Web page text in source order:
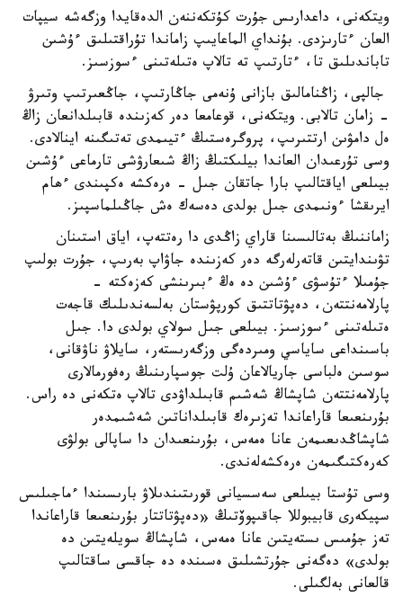
ويتكەنى، داعدارىس جۇرت كۇتكەننەن الدەقايدا وزگەشە سيپات
العان ءتارىزدى. بۇنداي الماعايىپ زاماندا تۇراقتىلىق ءۇشىن
تاباندىلىق تا، ءتارتىپ تە تالاپ ەتىلەتىنى ءسوزسىز.
جالپى، زاڭنامالىق بازانى ۇنەمى جاڭارتىپ، جاڭعىرتىپ وتىرۋ
- زامان تالابى. ويتكەنى، قوعامعا دەر كەزىندە قابىلدانعان زاڭ
ەل دامۋىن ارتتىرىپ، پروگرەستىڭ ءتيىمدى تەتىگىنە اينالادى.
وسى تۇرعىدان العاندا بيلىكتىڭ زاڭ شىعارۋشى تارماعى ءۇشىن
بيىلعى اياقتالىپ بارا جاتقان جىل - ەرەكشە ەكپىندى ءھام
ايرىقشا ءونىمدى جىل بولدى دەسەك ەش جاڭىلماسپىز.
زاماننىڭ بەتالىسىنا قاراي زاڭدى دا رەتتەپ، اياق استىنان
تۋىندايتىن قاتەرلەرگە دەر كەزىندە جاۋاپ بەرىپ، جۇرت بولىپ
جۇمىلا ءتۇسۋى ءۇشىن دە ەڭ ءبىرىنشى كەزەكتە -
پارلامەنتتەن، دەپۋتاتتىق كورپۋستان بەلسەندىلىك قاجەت
ەتىلەتىنى ءسوزسىز. بيىلعى جىل سولاي بولدى دا. جىل
باسىنداعى ساياسي ومىردەگى وزگەرىستەر، سايلاۋ ناۋقانى،
سوسىن ەلباسى جاريالاعان ۇلت جوسپارىنىڭ رەفورمالارى
پارلامەنتتەن شاپشاڭ شەشىم قابىلداۋدى تالاپ ەتكەنى دە راس.
بۇرىنعىعا قاراعاندا تەزىرەك قابىلداناتىن شەشىمدەر
شاپشاڭدىعىمەن عانا ەمەس، بۇرىنعىدان دا ساپالى بولۋى
كەرەكتىگىمەن ەرەكشەلەندى.
وسى تۇستا بيىلعى سەسسيانى قورىتىندىلاۋ بارىسىندا ءماجىلىس
سپيكەرى قابيبوللا جاقىپوۆتىڭ «دەپۋتاتتار بۇرىنعىعا قاراعاندا
تەز جۇمىس ىستەيتىن عانا ەمەس، شاپشاڭ سويلەيتىن دە
بولدى» دەگەنى جۇرتشىلىق ەسىندە دە جاقسى ساقتالىپ
قالعانى بەلگىلى.